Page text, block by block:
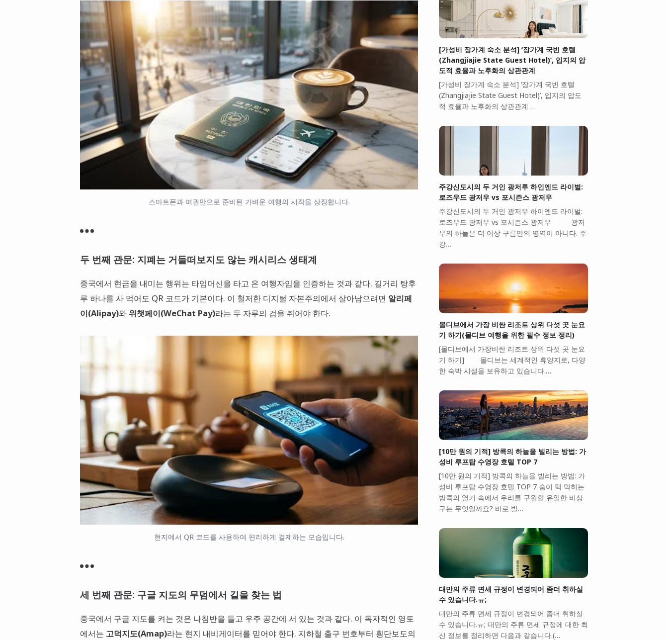
스마트폰과 여권만으로 준비된 가벼운 여행의 시작을 상징합니다.
두 번째 관문: 지폐는 거들떠보지도 않는 캐시리스 생태계
중국에서 현금을 내미는 행위는 타임머신을 타고 온 여행자임을 인증하는 것과 같다. 길거리 탕후
루 하나를 사 먹어도 QR 코드가 기본이다. 이 철저한 디지털 자본주의에서 살아남으려면 알리페
이(Alipay)와 위챗페이(WeChat Pay)라는 두 자루의 검을 쥐어야 한다.
현지에서 QR 코드를 사용하여 편리하게 결제하는 모습입니다.
세 번째 관문: 구글 지도의 무덤에서 길을 찾는 법
중국에서 구글 지도를 켜는 것은 나침반을 들고 우주 공간에 서 있는 것과 같다. 이 독자적인 영토
에서는 고덕지도(Amap)라는 현지 내비게이터를 믿어야 한다. 지하철 출구 번호부터 횡단보도의
[가성비 장가계 숙소 분석] ‘장가계 국빈 호텔
(Zhangjiajie State Guest Hotel)’, 입지의 압
도적 효율과 노후화의 상관관계
[가성비 장가계 숙소 분석] ‘장가계 국빈 호텔
(Zhangjiajie State Guest Hotel)’, 입지의 압도
적 효율과 노후화의 상관관계 …
주강신도시의 두 거인 광저루 하인엔드 라이벌:
로즈우드 광저우 vs 포시즌스 광저우
주강신도시의 두 거인 광저우 하이엔드 라이벌:
로즈우드 광저우 vs 포시즌스 광저우 광저
우의 하늘은 더 이상 구름만의 영역이 아니다. 주
강…
몰디브에서 가장 비싼 리조트 상위 다섯 곳 눈요
기 하기(몰디브 여행을 위한 필수 정보 정리)
[몰디브에서 가장비싼 리조트 상위 다섯 곳 눈요
기 하기] 몰디브는 세계적인 휴양지로, 다양
한 숙박 시설을 보유하고 있습니다.…
[10만 원의 기적] 방콕의 하늘을 빌리는 방법: 가
성비 루프탑 수영장 호텔 TOP 7
[10만 원의 기적] 방콕의 하늘을 빌리는 방법: 가
성비 루프탑 수영장 호텔 TOP 7 숨이 턱 막히는
방콕의 열기 속에서 우리를 구원할 유일한 비상
구는 무엇일까요? 바로 빌…
대만의 주류 면세 규정이 변경되어 좀더 취하실
수 있습니다.ㅠ;
대만의 주류 면세 규정이 변경되어 좀더 취하실
수 있습니다.ㅠ; 대만의 주류 면세 규정에 대한 최
신 정보를 정리하면 다음과 같습니다.(…